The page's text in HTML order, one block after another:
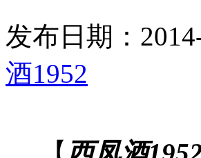
发布日期：
酒1952